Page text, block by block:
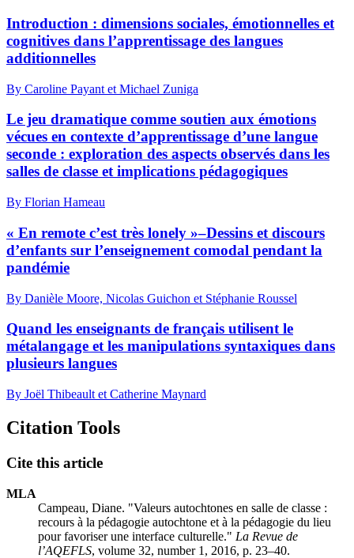
Introduction : dimensions sociales, émotionnelles et
cognitives dans l’apprentissage des langues
additionnelles
By Caroline Payant et Michael Zuniga
Le jeu dramatique comme soutien aux émotions
vécues en contexte d’apprentissage d’une langue
seconde : exploration des aspects observés dans les
salles de classe et implications pédagogiques
By Florian Hameau
« En remote c’est très lonely »–Dessins et discours
d’enfants sur l’enseignement comodal pendant la
pandémie
By Danièle Moore, Nicolas Guichon et Stéphanie Roussel
Quand les enseignants de français utilisent le
métalangage et les manipulations syntaxiques dans
plusieurs langues
By Joël Thibeault et Catherine Maynard
Citation Tools
Cite this article
MLA
Campeau, Diane. "Valeurs autochtones en salle de classe :
recours à la pédagogie autochtone et à la pédagogie du lieu
pour favoriser une interface culturelle." La Revue de
l’AQEFLS, volume 32, number 1, 2016, p. 23–40.